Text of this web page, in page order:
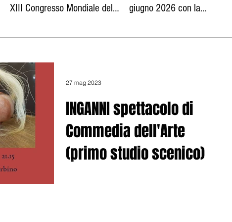
XIII Congresso Mondiale del
giugno 2026 con la
INGANNI spettacolo di
Commedia dell'Arte
(primo studio scenico)
27 mag 2023